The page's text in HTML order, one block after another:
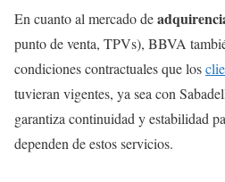
En cuanto al mercado de
punto de venta, TPVs), BBVA
condiciones contractuales que los
tuvieran vigentes, ya sea con
garantiza continuidad y estabilidad
dependen de estos servicios.